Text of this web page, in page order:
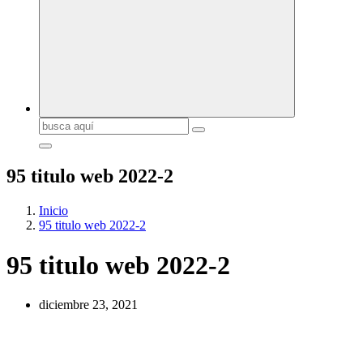
Buscar:
95 titulo web 2022-2
Inicio
95 titulo web 2022-2
95 titulo web 2022-2
diciembre 23, 2021